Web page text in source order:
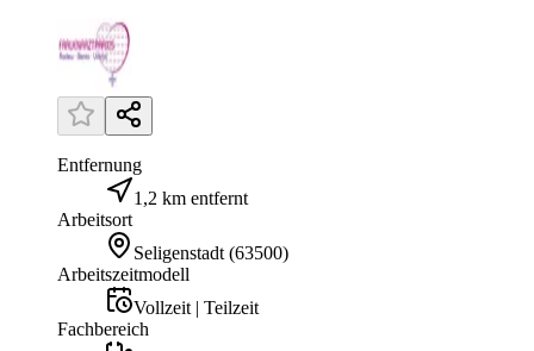
Entfernung
1,2 km entfernt
Arbeitsort
Seligenstadt (63500)
Arbeitszeitmodell
Vollzeit | Teilzeit
Fachbereich